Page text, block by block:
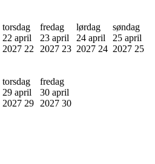
torsdag
22 april
2027 22
fredag
23 april
2027 23
lørdag
24 april
2027 24
søndag
25 april
2027 25
torsdag
29 april
2027 29
fredag
30 april
2027 30